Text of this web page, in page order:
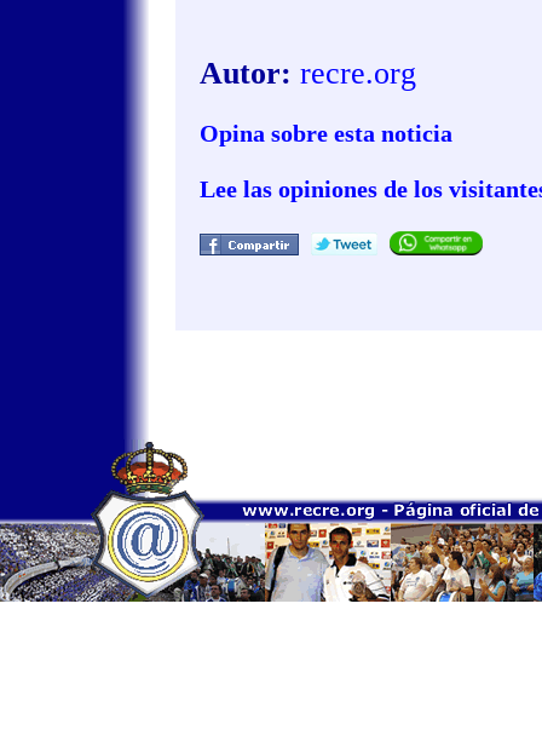
Autor: recre.org
Opina sobre esta noticia
Lee las opiniones de los